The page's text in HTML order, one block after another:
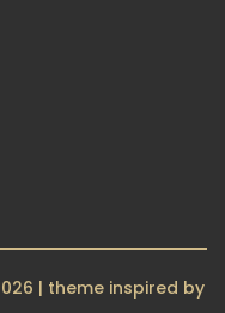
| theme inspired by